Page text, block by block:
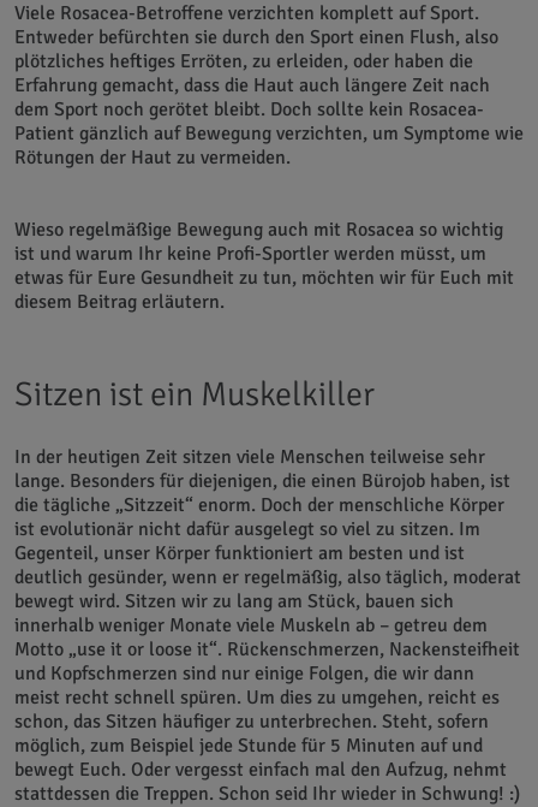
Viele Rosacea-Betroffene verzichten komplett auf Sport.
Entweder befürchten sie durch den Sport einen Flush, also
plötzliches heftiges Erröten, zu erleiden, oder haben die
Erfahrung gemacht, dass die Haut auch längere Zeit nach
dem Sport noch gerötet bleibt. Doch sollte kein Rosacea-
Patient gänzlich auf Bewegung verzichten, um Symptome wie
Rötungen der Haut zu vermeiden.
Wieso regelmäßige Bewegung auch mit Rosacea so wichtig
ist und warum Ihr keine Profi-Sportler werden müsst, um
etwas für Eure Gesundheit zu tun, möchten wir für Euch mit
diesem Beitrag erläutern.
Sitzen ist ein Muskelkiller
In der heutigen Zeit sitzen viele Menschen teilweise sehr
lange. Besonders für diejenigen, die einen Bürojob haben, ist
die tägliche „Sitzzeit“ enorm. Doch der menschliche Körper
ist evolutionär nicht dafür ausgelegt so viel zu sitzen. Im
Gegenteil, unser Körper funktioniert am besten und ist
deutlich gesünder, wenn er regelmäßig, also täglich, moderat
bewegt wird. Sitzen wir zu lang am Stück, bauen sich
innerhalb weniger Monate viele Muskeln ab – getreu dem
Motto „use it or loose it“. Rückenschmerzen, Nackensteifheit
und Kopfschmerzen sind nur einige Folgen, die wir dann
meist recht schnell spüren. Um dies zu umgehen, reicht es
schon, das Sitzen häufiger zu unterbrechen. Steht, sofern
möglich, zum Beispiel jede Stunde für 5 Minuten auf und
bewegt Euch. Oder vergesst einfach mal den Aufzug, nehmt
stattdessen die Treppen. Schon seid Ihr wieder in Schwung! :)